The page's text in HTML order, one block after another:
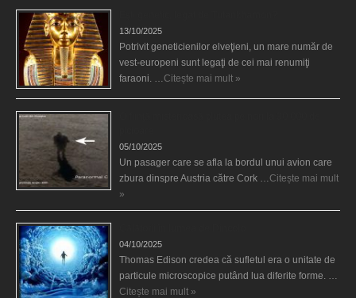
13/10/2025
Potrivit geneticienilor elveţieni, un mare număr de
vest-europeni sunt legaţi de cei mai renumiţi
faraoni. … Citește mai mult »
05/10/2025
Un pasager care se afla la bordul unui avion care
zbura dinspre Austria către Cork … Citește mai mult
»
04/10/2025
Thomas Edison credea că sufletul era o unitate de
particule microscopice putând lua diferite forme. …
Citește mai mult »